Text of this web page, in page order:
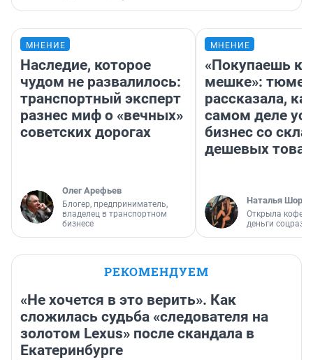
МНЕНИЕ
Наследие, которое
чудом не развалилось:
транспортный эксперт
разнес миф о «вечных»
советских дорогах
Олег Арефьев
Блогер, предприниматель,
владелец в транспортном
бизнесе
МНЕНИЕ
«Покупаешь
мешке»:
рассказала,
самом деле
бизнес со
дешевых
Наталья
Открыла
деньги
РЕКОМЕНДУЕМ
«Не хочется в это верить». Как
сложилась судьба «следователя на
золотом Lexus» после скандала в
Екатеринбурге